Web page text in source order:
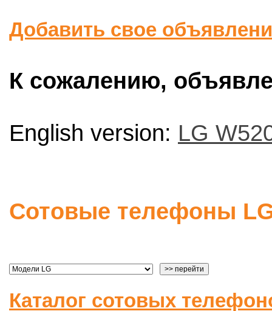
Добавить свое
К сожалению,
English version: LG
Сотовые телефоны
Каталог сотовых